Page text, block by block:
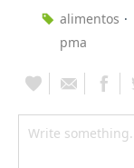
alimentos
pma